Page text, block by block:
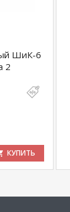
ШиК-6
2
КУПИТЬ